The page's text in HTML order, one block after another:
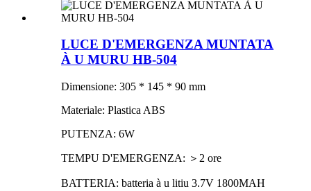
LUCE D'EMERGENZA MUNTATA
À U MURU HB-504
Dimensione: 305 * 145 * 90 mm
Materiale: Plastica ABS
PUTENZA: 6W
TEMPU D'EMERGENZA: ＞2 ore
BATTERIA: batteria à u litiu 3.7V 1800MAH